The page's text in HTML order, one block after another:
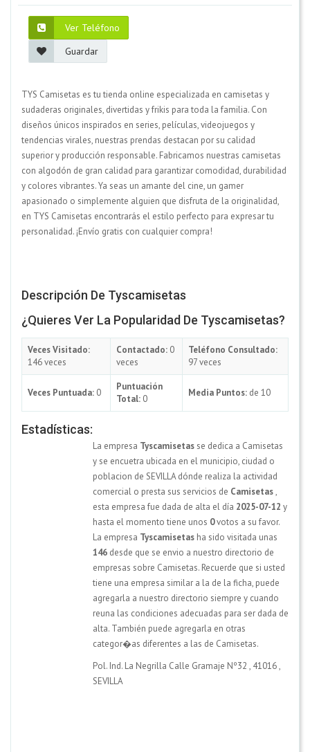
Ver Teléfono
Guardar
TYS Camisetas es tu tienda online especializada en camisetas y
sudaderas originales, divertidas y frikis para toda la familia. Con
diseños únicos inspirados en series, películas, videojuegos y
tendencias virales, nuestras prendas destacan por su calidad
superior y producción responsable. Fabricamos nuestras camisetas
con algodón de gran calidad para garantizar comodidad, durabilidad
y colores vibrantes. Ya seas un amante del cine, un gamer
apasionado o simplemente alguien que disfruta de la originalidad,
en TYS Camisetas encontrarás el estilo perfecto para expresar tu
personalidad. ¡Envío gratis con cualquier compra!
Descripción De Tyscamisetas
¿Quieres Ver La Popularidad De Tyscamisetas?
Veces Visitado:
146 veces
Contactado: 0
veces
Teléfono Consultado:
97 veces
Veces Puntuada: 0
Puntuación
Total: 0
Media Puntos: de 10
Estadísticas:
La empresa Tyscamisetasse dedica a Camisetas
y se encuetra ubicada en el municipio, ciudad o
poblacion de SEVILLA dónde realiza la actividad
comercial o presta sus servicios de Camisetas,
esta empresa fue dada de alta el día 2025-07-12 y
hasta el momento tiene unos 0votos a su favor.
La empresa Tyscamisetas ha sido visitada unas
146 desde que se envio a nuestro directorio de
empresas sobre Camisetas. Recuerde que si usted
tiene una empresa similar a la de la ficha, puede
agregarla a nuestro directorio siempre y cuando
reuna las condiciones adecuadas para ser dada de
alta. También puede agregarla en otras
categor�as diferentes a las de Camisetas.
Pol. Ind. La Negrilla Calle Gramaje Nº32 , 41016,
SEVILLA